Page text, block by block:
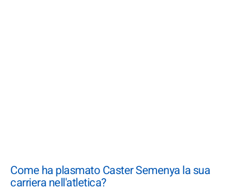
Come ha plasmato Caster Semenya la sua
carriera nell'atletica?